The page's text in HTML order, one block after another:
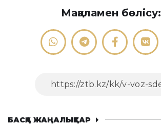
Мақаламен бөлісу:
БАСҚА ЖАҢАЛЫҚТАР